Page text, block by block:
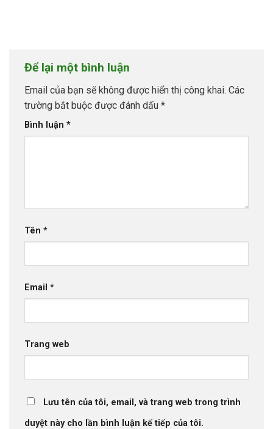
Để lại một bình luận
Email của bạn sẽ không được hiển thị công khai. Các
trường bắt buộc được đánh dấu *
Bình luận *
Tên *
Email *
Trang web
Lưu tên của tôi, email, và trang web trong trình
duyệt này cho lần bình luận kế tiếp của tôi.